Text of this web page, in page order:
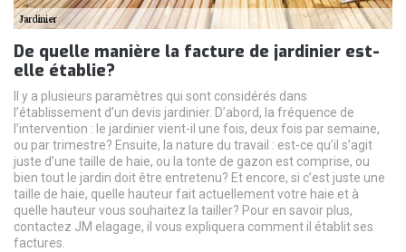
De quelle manière la facture de jardinier est-
elle établie?
Il y a plusieurs paramètres qui sont considérés dans
l’établissement d’un devis jardinier. D’abord, la fréquence de
l’intervention : le jardinier vient-il une fois, deux fois par semaine,
ou par trimestre? Ensuite, la nature du travail : est-ce qu’il s’agit
juste d’une taille de haie, ou la tonte de gazon est comprise, ou
bien tout le jardin doit être entretenu? Et encore, si c’est juste une
taille de haie, quelle hauteur fait actuellement votre haie et à
quelle hauteur vous souhaitez la tailler? Pour en savoir plus,
contactez JM elagage, il vous expliquera comment il établit ses
factures.